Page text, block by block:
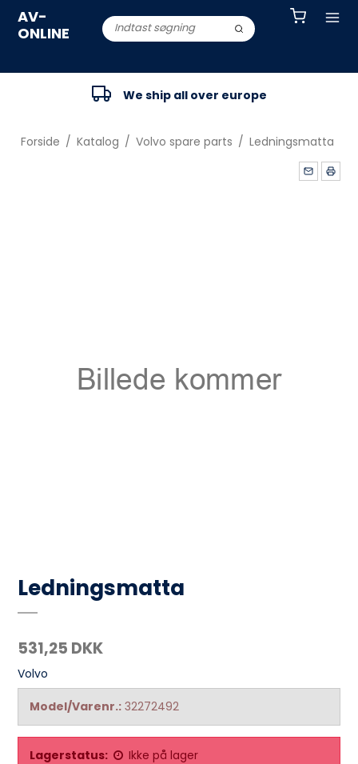
AV-
ONLINE
We ship all over europe
Forside / Katalog / Volvo spare parts / Ledningsmatta
Ledningsmatta
531,25 DKK
Volvo
Model/Varenr.: 32272492
Lagerstatus: Ikke på lager